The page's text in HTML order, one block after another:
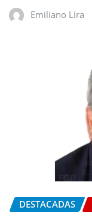
Emiliano Lira
DESTACADAS